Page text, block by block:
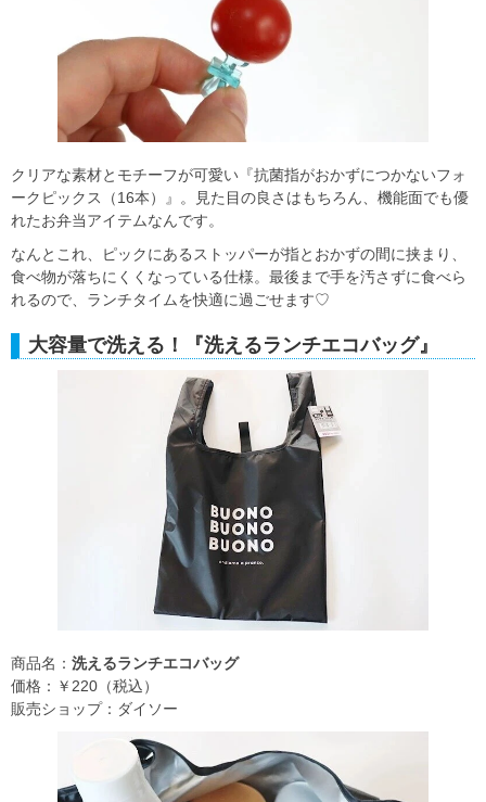
クリアな素材とモチーフが可愛い『抗菌指がおかずにつかないフォ
ークピックス（16本）』。見た目の良さはもちろん、機能面でも優
れたお弁当アイテムなんです。
なんとこれ、ピックにあるストッパーが指とおかずの間に挟まり、
食べ物が落ちにくくなっている仕様。最後まで手を汚さずに食べら
れるので、ランチタイムを快適に過ごせます♡
大容量で洗える！『洗えるランチエコバッグ』
商品名： 洗えるランチエコバッグ
価格：￥220（税込）
販売ショップ：ダイソー